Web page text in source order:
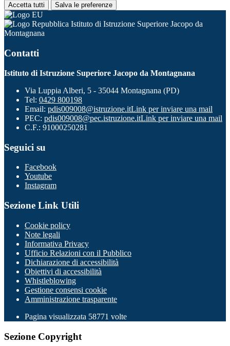
Accetta tutti Salva le preferenze
Istituto di Istruzione Superiore Jacopo da
Montagnana
Contatti
Istituto di Istruzione Superiore Jacopo da Montagnana
Via Luppia Alberi, 5 - 35044 Montagnana (PD)
Tel: 0429 800198
Email: pdis009008@istruzione.itLink per inviare una mail
PEC: pdis009008@pec.istruzione.itLink per inviare una mail
C.F.: 91000250281
Seguici su
Facebook
Youtube
Instagram
Sezione Link Utili
Cookie policy
Note legali
Informativa Privacy
Ufficio Relazioni con il Pubblico
Dichiarazione di accessibilità
Obiettivi di accessibilità
Whistleblowing
Gestione consensi cookie
Amministrazione trasparente
Pagina visualizzata 58771 volte
Sezione Copyright